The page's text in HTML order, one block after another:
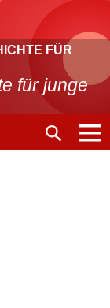
FÜR
für junge